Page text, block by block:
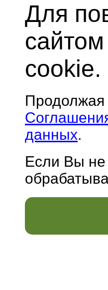
Для
cookie.
Продолжая
данных.
Если Вы не